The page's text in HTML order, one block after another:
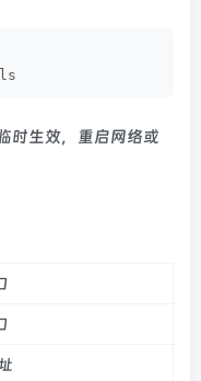
时生效，重启网络或